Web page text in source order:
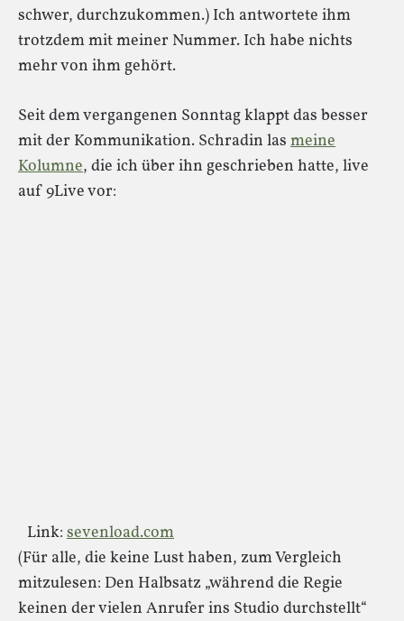
schwer, durchzukommen.) Ich antwortete ihm
trotzdem mit meiner Nummer. Ich habe nichts
mehr von ihm gehört.
Seit dem vergangenen Sonntag klappt das besser
mit der Kommunikation. Schradin las meine
Kolumne, die ich über ihn geschrieben hatte, live
auf 9Live vor:
Link: sevenload.com
(Für alle, die keine Lust haben, zum Vergleich
mitzulesen: Den Halbsatz „während die Regie
keinen der vielen Anrufer ins Studio durchstellt“